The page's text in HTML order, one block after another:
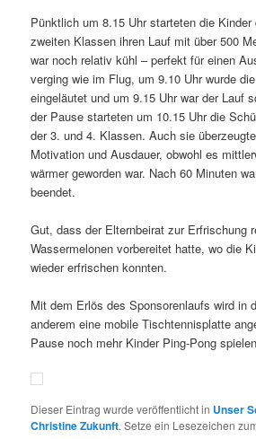
Pünktlich um 8.15 Uhr starteten die Kinder
zweiten Klassen ihren Lauf mit über 500
war noch relativ kühl – perfekt für einen
verging wie im Flug, um 9.10 Uhr wurde
eingeläutet und um 9.15 Uhr war der Lauf
der Pause starteten um 10.15 Uhr die
der 3. und 4. Klassen. Auch sie
Motivation und Ausdauer, obwohl es
wärmer geworden war. Nach 60 Minuten
beendet.
Gut, dass der Elternbeirat zur Erfrischung
Wassermelonen vorbereitet hatte, wo die
wieder erfrischen konnten.
Mit dem Erlös des Sponsorenlaufs wird in
anderem eine mobile Tischtennisplatte
Pause noch mehr Kinder Ping-Pong
Dieser Eintrag wurde veröffentlicht in Unser
Christine Zukunft. Setze ein Lesezeichen